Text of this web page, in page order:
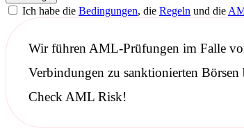
Ich habe die Bedingungen, die Regeln und die
Wir führen AML-Prüfungen im Falle
Verbindungen zu sanktionierten Börsen
Check AML Risk!